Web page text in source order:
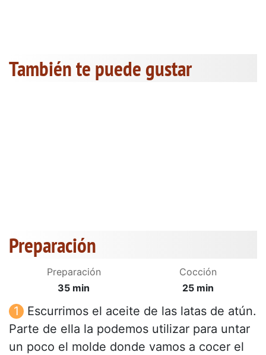
También te puede gustar
Preparación
Preparación
35 min
Cocción
25 min
Escurrimos el aceite de las latas de atún.
Parte de ella la podemos utilizar para untar
un poco el molde donde vamos a cocer el